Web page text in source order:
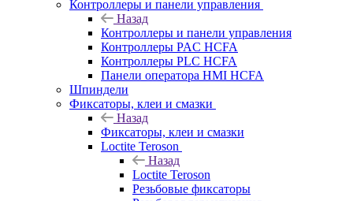
Контроллеры и панели управления
Назад
Контроллеры и панели управления
Контроллеры PAC HCFA
Контроллеры PLC HCFA
Панели оператора HMI HCFA
Шпиндели
Фиксаторы, клеи и смазки
Назад
Фиксаторы, клеи и смазки
Loctite Teroson
Назад
Loctite Teroson
Резьбовые фиксаторы